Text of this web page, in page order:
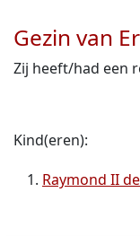
Gezin van
Zij heeft/had een
Kind(eren):
Raymond II de